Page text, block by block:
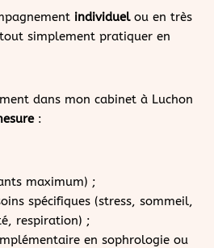
individuelou en très
simplement pratiquer en
dans mon cabinet à Luchon
:
maximum) ;
spécifiques (stress, sommeil,
respiration) ;
en sophrologie ou